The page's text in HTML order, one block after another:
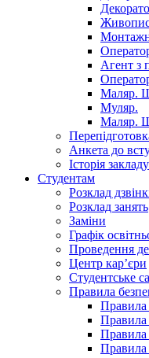
Агент з
Маляр.
Муляр.
Маляр.
Анкета до
Історія закладу
Студентам
Розклад
Розклад занять
Заміни
Графік
Проведення
Центр кар’єри
Студентське
Правила
Правила
Правила
Правила
Правила